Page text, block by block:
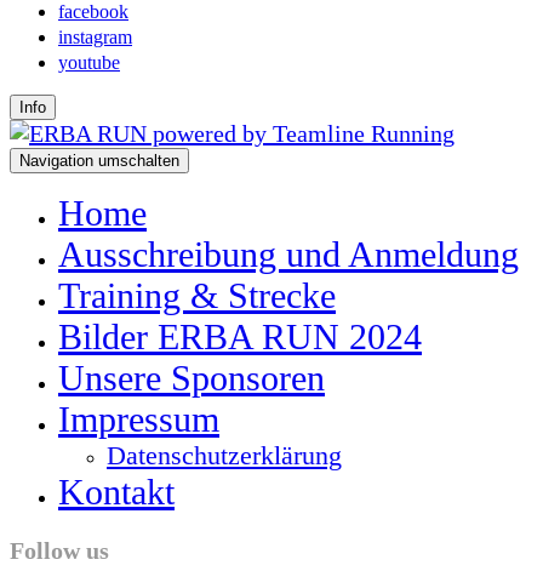
facebook
instagram
youtube
Info
Navigation umschalten
Home
Ausschreibung und Anmeldung
Training & Strecke
Bilder ERBA RUN 2024
Unsere Sponsoren
Impressum
Datenschutzerklärung
Kontakt
Follow us